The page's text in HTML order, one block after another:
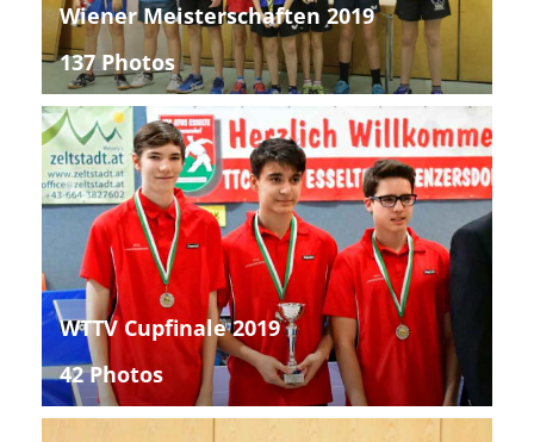
Wiener Meisterschaften 2019
137 Photos
WTTV Cupfinale 2019
42 Photos